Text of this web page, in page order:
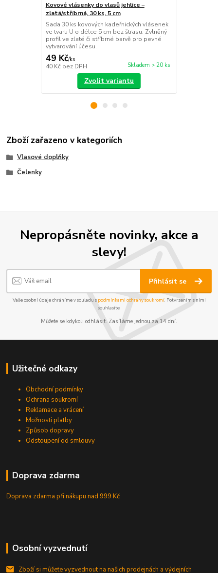
Kovové vlásenky do vlasů jehlice –
zlatá/stříbrná, 30 ks, 5 cm
Sada 30 ks kovových kadeřnických vlásenek
ve tvaru U o délce 5 cm bez štrasu. Zvlněný
profil ve zlaté či stříbrné barvě pro pevné
vytvarování účesu.
49 Kč/ks
40 Kč bez DPH Skladem > 20 ks
Zvolit variantu
Zboží zařazeno v kategoriích
Vlasové doplňky
Čelenky
Nepropásněte novinky, akce a
slevy!
Přihlásit se
Vaše osobní údaje chráníme v souladu s podmínkami ochrany soukromí. Potvrzením s nimi
souhlasíte.
Můžete se kdykoli odhlásit. Zasíláme jednou za 14 dní.
Užitečné odkazy
Obchodní podmínky
Ochrana soukromí
Reklamace a vrácení
Možnosti platby
Způsob dopravy
Odstoupení od smlouvy
Doprava zdarma
Doprava zdarma při nákupunad 999 Kč
Osobní vyzvednutí
Zboží si můžete vyzvednout na našich prodejnách a výdejních